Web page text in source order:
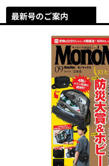
最新号のご案内